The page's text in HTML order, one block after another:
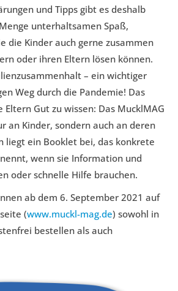
und Tipps gibt es deshalb
unterhaltsamen Spaß,
die Kinder auch gerne zusammen
oder ihren Eltern lösen können.
– ein wichtiger
Weg durch die Pandemie! Das
Gut zu wissen: Das MucklMAG
an Kinder, sondern auch an deren
liegt ein Booklet bei, das konkrete
wenn sie Information und
oder schnelle Hilfe brauchen.
ab dem 6. September 2021 auf
(www.muckl-mag.de) sowohl in
bestellen als auch